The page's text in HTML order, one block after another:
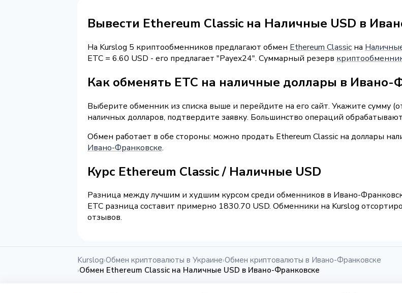
Вывести Ethereum Classic на Наличные USD в
На Kurslog 5 криптообменников предлагают обмен Ethereum Classic на
ETC = 6.60 USD - его предлагает "Payex24". Суммарный резерв
Как обменять ETC на наличные доллары в Ивано-
Выберите обменник из списка выше и перейдите на его сайт. Укажите сумму
наличных долларов, подтвердите заявку. Большинство операций
Обмен работает в обе стороны: можно продать Ethereum Classic на доллары
Ивано-Франковске.
Курс Ethereum Classic / Наличные USD
Разница между лучшим и худшим курсом среди обменников в Ивано-
ETC разница составит примерно 1830.70 USD. Обменники на Kurslog
отзывов.
Kurslog›Обмен криптовалюты в Украине›Обмен криптовалюты в Ивано-Франковске
›Обмен Ethereum Classic на Наличные USD в Ивано-Франковске